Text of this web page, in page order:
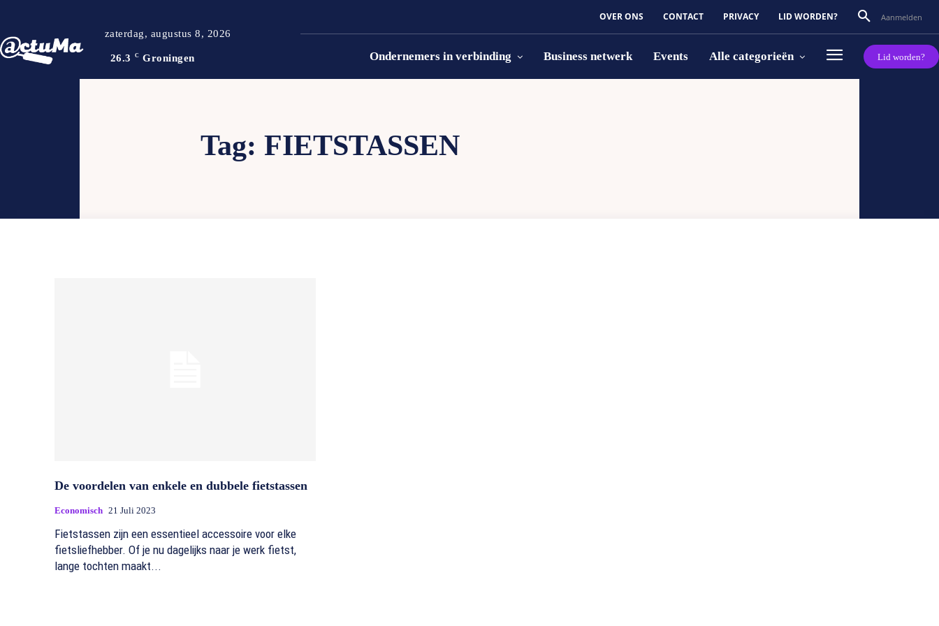
zaterdag, augustus 8, 2026
26.3 C Groningen
OVER ONS CONTACT PRIVACY LID WORDEN? Aanmelden
Ondernemers in verbinding Business netwerk Events Alle categorieën Lid worden?
Tag:FIETSTASSEN
De voordelen van enkele en dubbele fietstassen
Economisch 21 Juli 2023
Fietstassen zijn een essentieel accessoire voor elke
fietsliefhebber. Of je nu dagelijks naar je werk fietst,
lange tochten maakt...